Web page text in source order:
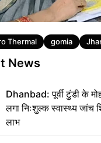
Thermal gomia
News
Dhanbad: पूर्वी टुंडी के
लगा निःशुल्क स्वास्थ्य जांच
लाभ